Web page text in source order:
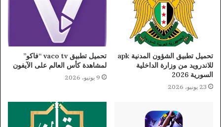
تحميل تطبيق الشؤون المدنية apk
للاندرويد من وزارة الداخلية
السورية 2026
23 يونيو، 2026
تحميل تطبيق vaco tv “فاكو”
لمشاهدة كأس العالم على الآيفون
9 يونيو، 2026